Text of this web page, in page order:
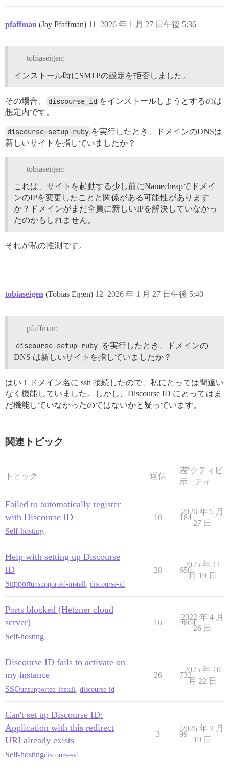
pfaffman (Jay Pfaffman) 2026 年 1 月 27 日午後 5:36
11
tobiaseigen:
インストール時にSMTPの設定を拒否しました。
その場合、 discourse_id をインストールしようとするのは
想定内です。
discourse-setup-ruby を実行したとき、ドメインのDNSは
新しいサイトを指していましたか？
tobiaseigen:
これは、サイトを起動する少し前にNamecheapでドメイ
ンのIPを変更したことと関係がある可能性があります
か？ドメインがまだ全員に新しいIPを解決していなかっ
たのかもしれません。
それが私の推測です。
tobiaseigen (Tobias Eigen) 2026 年 1 月 27 日午後 5:40
12
pfaffman:
discourse-setup-ruby を実行したとき、ドメインの
DNS は新しいサイトを指していましたか？
はい！ドメイン名に ssh 接続したので、私にとっては間違い
なく機能していました。しかし、Discourse ID にとってはま
だ機能していなかったのではないかと疑っています。
関連トピック
トピック 返信
表
示
アクティビ
ティ
Failed to automatically register
with Discourse ID
Self-hosting
10 184
2026 年 5 月
27 日
Help with setting up Discourse
ID
Supportunsupported-install discourse-id
28 650
2025 年 11
月 19 日
Ports blocked (Hetzner cloud
server)
Self-hosting
16 9864
2022 年 4 月
26 日
Discourse ID fails to activate on
my instance
SSOunsupported-install discourse-id
26 732
2025 年 10
月 22 日
Can't set up Discourse ID:
Application with this redirect
URI already exists
Self-hostingdiscourse-id
3 99
2026 年 3 月
19 日